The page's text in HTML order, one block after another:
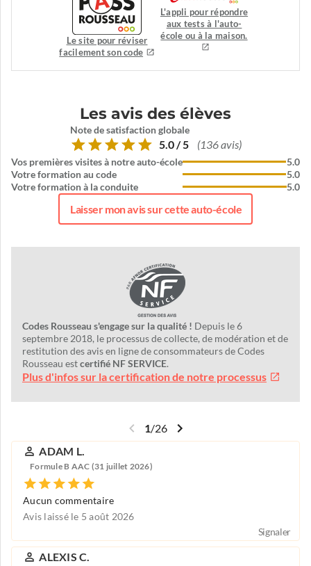
Le site pour réviser
facilement son code
L'appli pour répondre
aux tests à l'auto-
école ou à la maison.
Les avis des élèves
Note de satisfaction globale
5.0 / 5 (136 avis)
Vos premières visites à notre auto-école
Votre formation au code
Votre formation à la conduite
5.0
5.0
5.0
Laisser mon avis sur cette auto-école
Codes Rousseau s'engage sur la qualité ! Depuis le 6
septembre 2018, le processus de collecte, de modération et de
restitution des avis en ligne de consommateurs de Codes
Rousseau estcertifié NF SERVICE.
Plus d'infos sur la certification de notre processus
1/26
ADAM L.
Formule B AAC (31 juillet 2026)
Aucun commentaire
Avis laissé le 5 août 2026
Signaler
ALEXIS C.